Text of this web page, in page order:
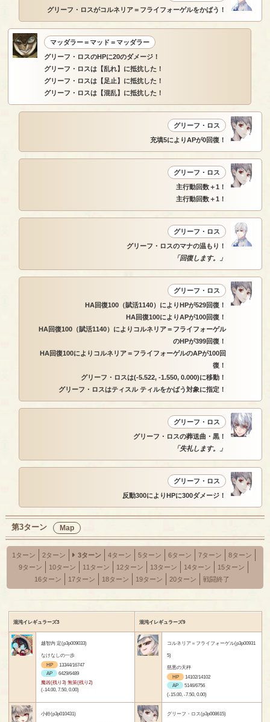
グリーフ・ロスがコルネリア＝フライフォーゲルをかばう！
マッダラー＝マッド＝マッダラー
グリーフ・ロスのHPに20のダメージ！
グリーフ・ロスは【乱れ】に抵抗した！
グリーフ・ロスは【足止】に抵抗した！
グリーフ・ロスは【混乱】に抵抗した！
グリーフ・ロス
充填5によりAPが0回復！
グリーフ・ロス
主行動回数＋1！
主行動回数＋1！
グリーフ・ロス
グリーフ・ロスのマナの温もり！
「回復します。」
グリーフ・ロス
HA回復100（賦活1140）によりHPが529回復！
HA回復100によりAPが100回復！
HA回復100（賦活1140）によりコルネリア＝フライフォーゲル
のHPが399回復！
HA回復100によりコルネリア＝フライフォーゲルのAPが100回
復！
グリーフ・ロスは(-5.522, -1.550, 0.000)に移動！
グリーフ・ロスはティスル ティルをかばう対象に指定！
グリーフ・ロス
グリーフ・ロスの葬送曲・黒！
「失礼します。」
グリーフ・ロス
反動300によりHPに300ダメージ！
第3ターン Map
1ターン 2ターン 3ターン 4ターン 5ターン 6ターン 7ターン
8ターン
9ターン
10ターン 11ターン 12ターン 13ターン 14ターン
15ターン
16ターン
17ターン 18ターン 19ターン 20ターン 戦闘終了
混沌イレギュラーズ3 混沌イレギュラーズ9
越智内 定(p3p009033)
なけなしの一歩
HP
13344/16747
AP
6429/6489
魔凶(残り3) 無策(残り2)
(-14.00, 7.50, 0.00)
コルネリア＝フライフォーゲル(p3p00931
5)
慈悪の天秤
HP
14102/14102
AP
5146/6756
(-15.00, -7.50, 0.00)
小鈴(p3p010431)
グリーフ・ロス(p3p008615)